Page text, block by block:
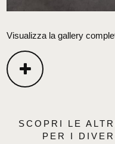
Visualizza la gallery
SCOPRI LE
PER I